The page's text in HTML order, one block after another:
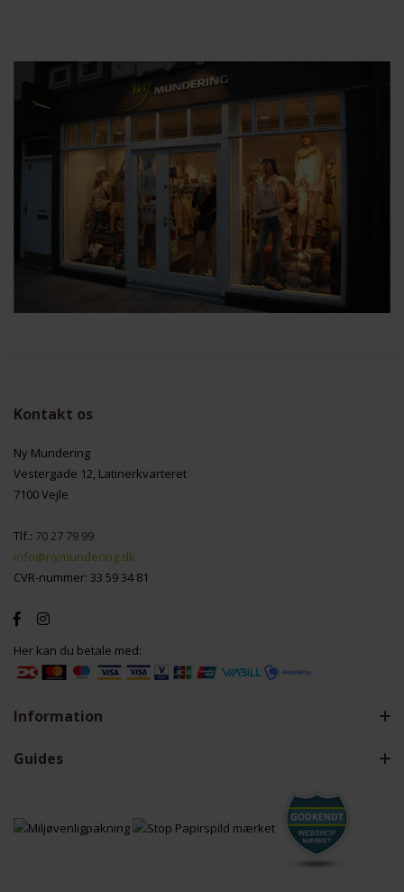
Kontakt os
Ny Mundering
Vestergade 12, Latinerkvarteret
7100 Vejle
Tlf.: 70 27 79 99
info@nymundering.dk
CVR-nummer: 33 59 34 81
Her kan du betale med:
Information
Guides